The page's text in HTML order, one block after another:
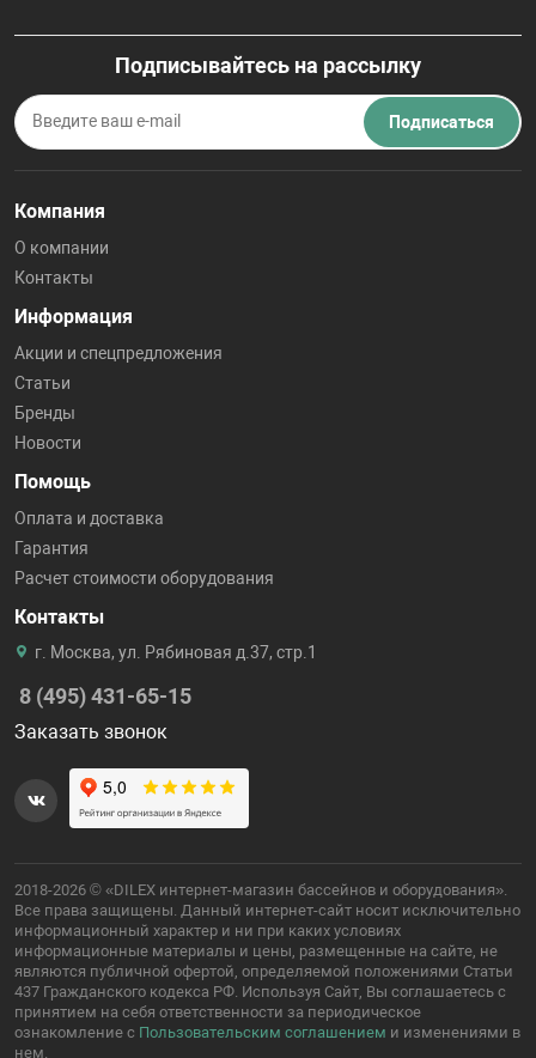
Подписывайтесь на рассылку
Подписаться
Компания
О компании
Контакты
Информация
Акции и спецпредложения
Статьи
Бренды
Новости
Помощь
Оплата и доставка
Гарантия
Расчет стоимости оборудования
Контакты
г. Москва, ул. Рябиновая д.37, стр.1
8 (495) 431-65-15
Заказать звонок
2018-2026 © «DILEX интернет-магазин бассейнов и оборудования».
Все права защищены. Данный интернет-сайт носит исключительно
информационный характер и ни при каких условиях
информационные материалы и цены, размещенные на сайте, не
являются публичной офертой, определяемой положениями Статьи
437 Гражданского кодекса РФ. Используя Сайт, Вы соглашаетесь с
принятием на себя ответственности за периодическое
ознакомление с Пользовательским соглашением и изменениями в
нем.